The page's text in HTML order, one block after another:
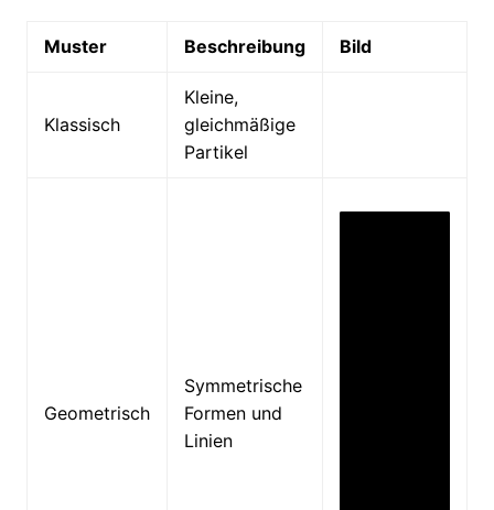
Muster Beschreibung Bild
Klassisch
Kleine,
gleichmäßige
Partikel
Geometrisch
Symmetrische
Formen und
Linien